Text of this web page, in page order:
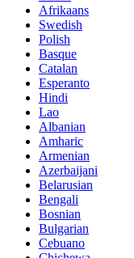
Afrikaans
Swedish
Polish
Basque
Catalan
Esperanto
Hindi
Lao
Albanian
Amharic
Armenian
Azerbaijani
Belarusian
Bengali
Bosnian
Bulgarian
Cebuano